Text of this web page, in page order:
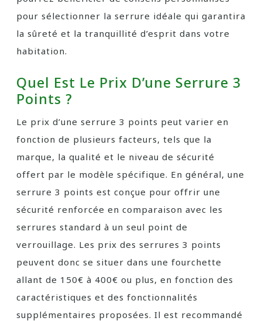
pour sélectionner la serrure idéale qui garantira
la sûreté et la tranquillité d’esprit dans votre
habitation.
Quel Est Le Prix D’une Serrure 3
Points ?
Le prix d’une serrure 3 points peut varier en
fonction de plusieurs facteurs, tels que la
marque, la qualité et le niveau de sécurité
offert par le modèle spécifique. En général, une
serrure 3 points est conçue pour offrir une
sécurité renforcée en comparaison avec les
serrures standard à un seul point de
verrouillage. Les prix des serrures 3 points
peuvent donc se situer dans une fourchette
allant de 150€ à 400€ ou plus, en fonction des
caractéristiques et des fonctionnalités
supplémentaires proposées. Il est recommandé